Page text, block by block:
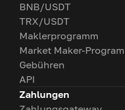
BNB/USDT
TRX/USDT
Maklerprogramm
Market Maker-
Gebühren
API
Zahlungen